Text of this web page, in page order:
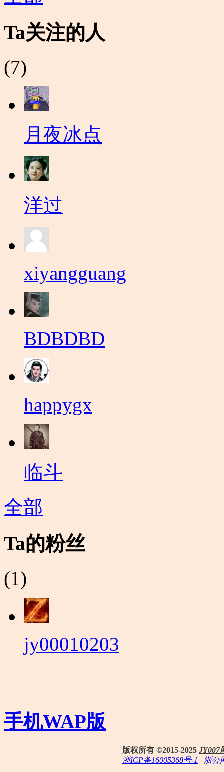
Ta关注的人
(7)
月夜冰点
洋过
xiyangguang
BDBDBD
happygx
临斗
全部
Ta的粉丝
(1)
jy00010203
手机WAP版
版权所有 ©2015-2025 JY007
浙ICP备16005368号-1 | 浙公